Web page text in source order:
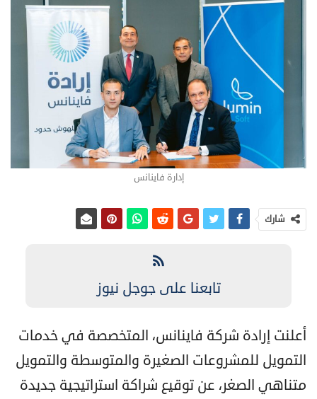
إدارة فاينانس
شارك
تابعنا على جوجل نيوز
أعلنت إرادة شركة فاينانس، المتخصصة في خدمات
التمويل للمشروعات الصغيرة والمتوسطة والتمويل
متناهي الصغر، عن توقيع شراكة استراتيجية جديدة